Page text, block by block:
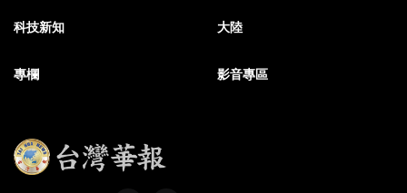
科技新知 大陸
專欄 影音專區